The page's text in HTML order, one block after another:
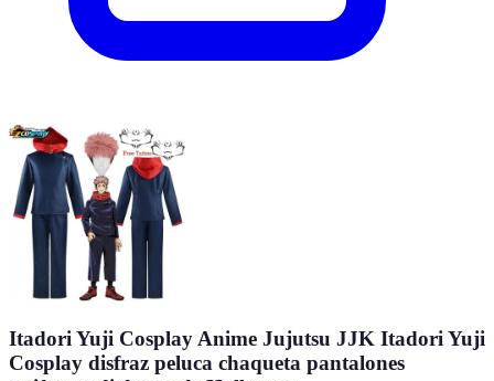
Itadori Yuji Cosplay Anime Jujutsu JJK Itadori Yuji
Cosplay disfraz peluca chaqueta pantalones